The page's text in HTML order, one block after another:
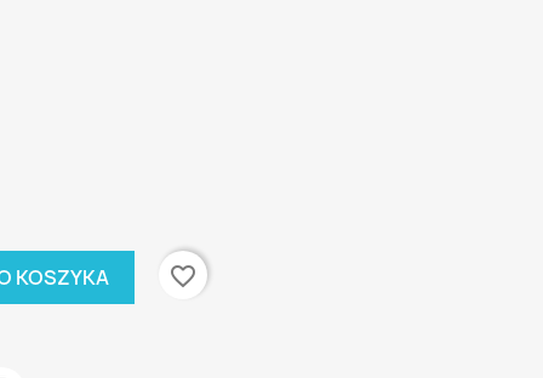
KOSZYKA favorite_border